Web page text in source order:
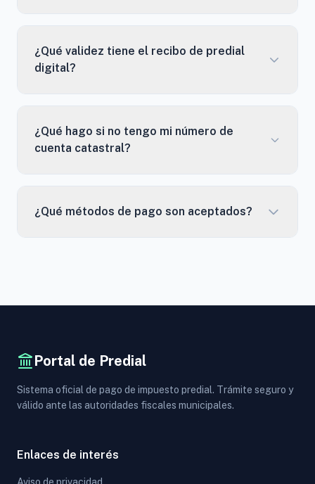
¿Qué validez tiene el recibo de predial
digital?
¿Qué hago si no tengo mi número de
cuenta catastral?
¿Qué métodos de pago son aceptados?
Portal de Predial
Sistema oficial de pago de impuesto predial. Trámite seguro y
válido ante las autoridades fiscales municipales.
Enlaces de interés